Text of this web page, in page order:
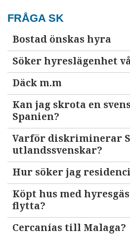
FRÅGA SK
Bostad önskas hyra
Söker hyreslägenhet
Däck m.m
Kan jag skrota en
Spanien?
Varför diskriminerar
utlandssvenskar?
Hur söker jag
Köpt hus med
flytta?
Cercanías till Malaga?